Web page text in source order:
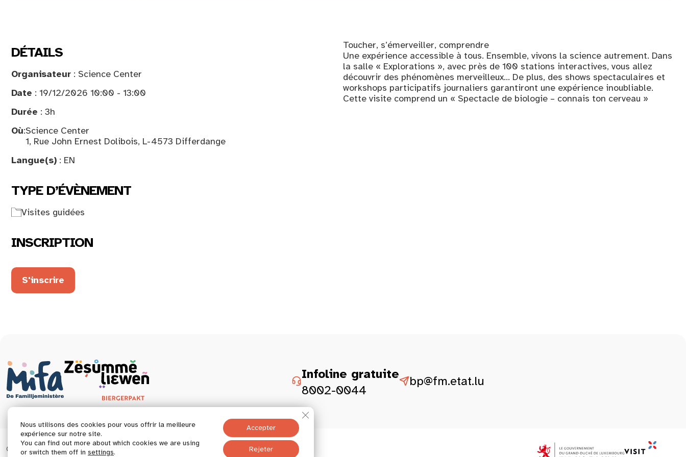
DÉTAILS
Organisateur : Science Center
Date : 19/12/2026 10:00 - 13:00
Durée : 3h
Où:Science Center
1, Rue John Ernest Dolibois, L-4573 Differdange
Langue(s) : EN
TYPE D’ÉVÈNEMENT
Visites guidées
INSCRIPTION
S'inscrire
Toucher, s’émerveiller, comprendre
Une expérience accessible à tous. Ensemble, vivons la science autrement. Dans
la salle « Explorations », avec près de 100 stations interactives, vous allez
découvrir des phénomènes merveilleux… De plus, des shows spectaculaires et
workshops participatifs journaliers garantiront une expérience inoubliable.
Cette visite comprend un « Spectacle de biologie – connais ton cerveau »
Infoline gratuite
8002-0044
bp@fm.etat.lu
© 2026 Tous droits réservés.Déclaration d’accessibilité Mentions légales
Nous utilisons des cookies pour vous offrir la meilleure
expérience sur notre site.
You can find out more about which cookies we are using
or switch them off in settings.
Accepter
Rejeter
Fermer la bannière des cookies GDPR